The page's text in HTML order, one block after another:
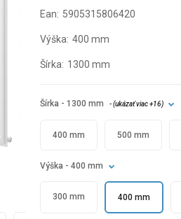
Ean: 5905315806420
Výška: 400 mm
Šírka: 1300 mm
Šírka - 1300 mm - (ukázať viac+16)
400 mm 500 mm
Výška - 400 mm
300 mm 400 mm